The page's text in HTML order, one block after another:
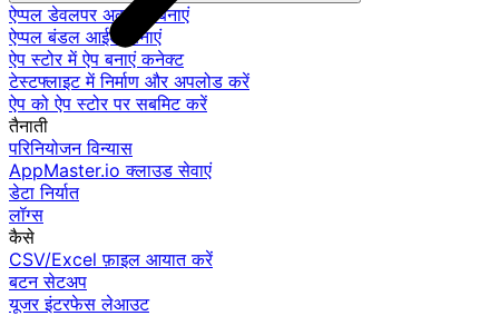
ऐप्पल डेवलपर अकाउंट बनाएं
ऐप्पल बंडल आईडी बनाएं
ऐप स्टोर में ऐप बनाएं कनेक्ट
टेस्टफ्लाइट में निर्माण और अपलोड करें
ऐप को ऐप स्टोर पर सबमिट करें
तैनाती
परिनियोजन विन्यास
AppMaster.io क्लाउड सेवाएं
डेटा निर्यात
लॉग्स
कैसे
CSV/Excel फ़ाइल आयात करें
बटन सेटअप
यूजर इंटरफेस लेआउट